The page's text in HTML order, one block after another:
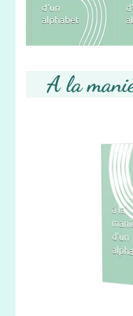
A la